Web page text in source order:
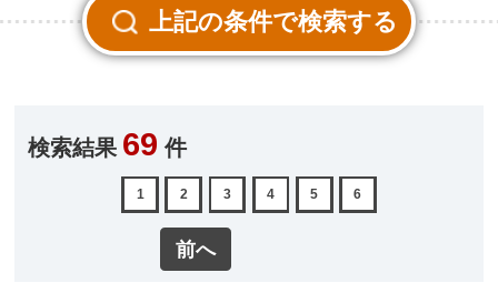
検索結果 69 件
前へ
1 2 3 4 5 6